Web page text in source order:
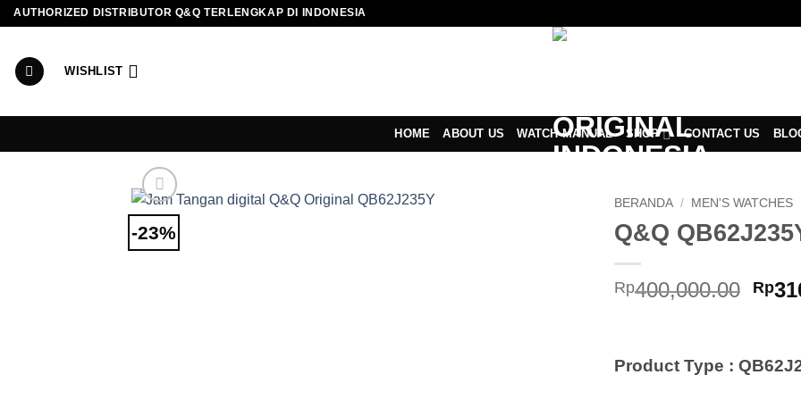
Skip
content
AUTHORIZED DISTRIBUTOR Q&Q TERLENGKAP DI INDONESIA
WISHLIST
HOME ABOUT US WATCH MANUAL SHOP CONTACT US
-23%
BERANDA / MEN'S WATCHES
Q&Q
Rp400,000.00 Rp
Product Type :